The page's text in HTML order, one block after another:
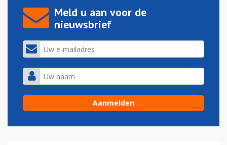
Meld u aan voor de
nieuwsbrief